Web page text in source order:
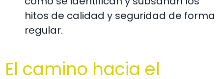
hitos de calidad y seguridad de forma
regular.
El camino hacia el